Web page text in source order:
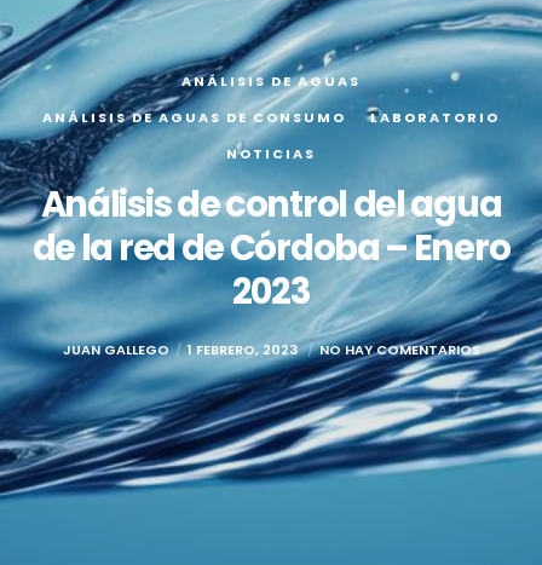
ANÁLISIS DE AGUAS
ANÁLISIS DE AGUAS DE CONSUMO
LABORATORIO
NOTICIAS
Análisis de control del agua
de la red de Córdoba – Enero
2023
JUAN GALLEGO 1 FEBRERO, 2023 NO HAY COMENTARIOS